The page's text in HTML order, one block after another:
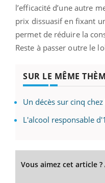
l’efficacité d’une autre
prix dissuasif en fixant
permet de réduire la
Reste à passer outre le
SUR LE MÊME
Un décès sur cinq
L'alcool responsable
Vous aimez cet article